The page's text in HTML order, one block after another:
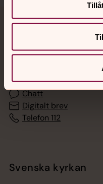
Akut samtals- och
med en präst på kvällar
Chatt
Digitalt brev
Telefon 112
Svenska kyrkan